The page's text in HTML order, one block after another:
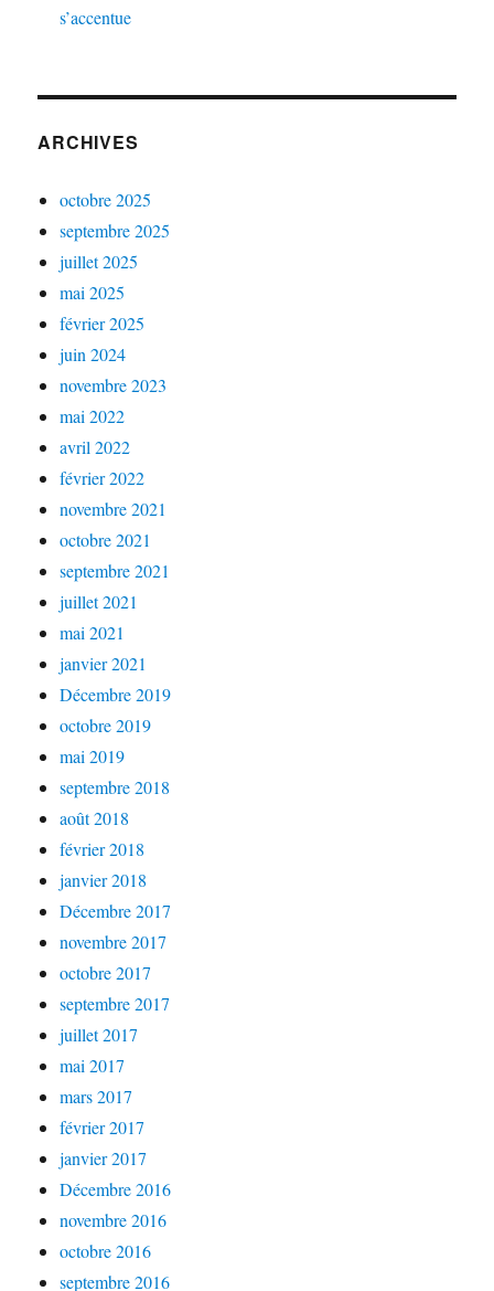
s’accentue
ARCHIVES
octobre 2025
septembre 2025
juillet 2025
mai 2025
février 2025
juin 2024
novembre 2023
mai 2022
avril 2022
février 2022
novembre 2021
octobre 2021
septembre 2021
juillet 2021
mai 2021
janvier 2021
Décembre 2019
octobre 2019
mai 2019
septembre 2018
août 2018
février 2018
janvier 2018
Décembre 2017
novembre 2017
octobre 2017
septembre 2017
juillet 2017
mai 2017
mars 2017
février 2017
janvier 2017
Décembre 2016
novembre 2016
octobre 2016
septembre 2016